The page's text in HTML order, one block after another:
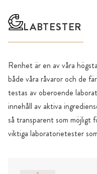
LABTESTER
Renhet är en av våra
både våra råvaror och de
testas av oberoende
innehåll av aktiva
så transparent som möjligt
viktiga laboratorietester